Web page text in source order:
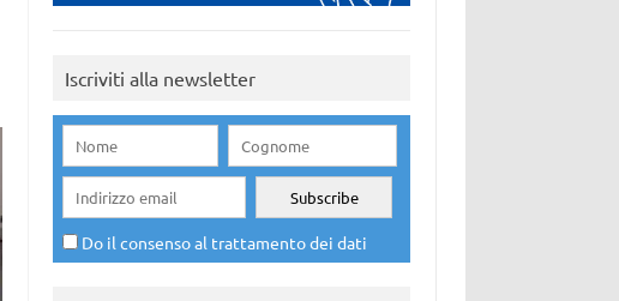
Iscriviti alla newsletter
Do il consenso al trattamento dei dati